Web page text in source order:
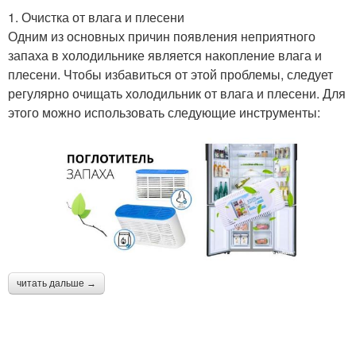
1. Очистка от влага и плесени
Одним из основных причин появления неприятного
запаха в холодильнике является накопление влага и
плесени. Чтобы избавиться от этой проблемы, следует
регулярно очищать холодильник от влага и плесени. Для
этого можно использовать следующие инструменты:
читать дальше →